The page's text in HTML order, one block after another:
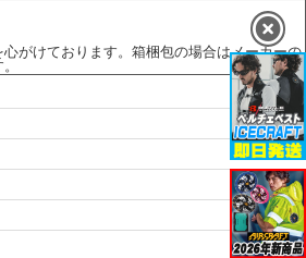
がけております。箱梱包の場合はメーカーの